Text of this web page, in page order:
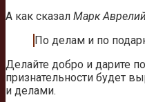
А как сказал Марк
По делам и по
Делайте добро и дарите
признательности будет
и делами.